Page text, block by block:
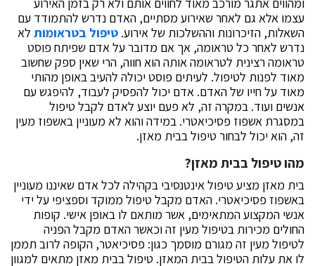
עצמו אלא גם לאחר שאירוע מסתיים, האדם נדרש להתמודד עם
השאלות, הזיכרונות וההשלכות של אירוע. טיפול בטראומותלא
נדרש לאחר כל טראומה, אך אם מדובר על אדם שפיתח פוסט
טראומה רצינית לטראומה אותה הוא חווה, הרי שאין ספק שחשוב
מאוד לפנות לטיפול. לעיתים פוסט יכולה להעיב באופן מהותי
מאוד על חייו של האדם. אדם יכול להפסיק לעבוד, להיפגש עם
אנשים ועוד. במקרה זה, לא פעם יוצע לאדם לקבל טיפול
במסגרת אשפוז פסיכיאטרי. במידה והוא לא מעוניין באשפוז מעין
זה, הוא יכול לבחור טיפול בבית מאזן.
מהו טיפול בבית מאזן?
בית מאזן מציע טיפול אינטנסיבי בקהילה לכל אדם שאיננו מעוניין
באשפוז פסיכיאטרי. האדם מקבל טיפול ממוקד וספציפי על ידי
אנשי המקצוע המתאימים, אשר מותאם לו באופן אישי. קופות
החולים מכירות בטיפול מעין זה וכאשר האדם מקבל הפניה
לטיפול מעין זה מגורם מוסמך כגון: פסיכיאטר, הקופה לרוב תממן
לו את עלות הטיפול בבית המאזן. טיפול בבית מאזן מתאים למגוון